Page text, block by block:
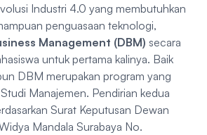
Industri 4.0 yang membutuhkan
penguasaan teknologi,
Management (DBM) secara
untuk pertama kalinya. Baik
DBM merupakan program yang
Manajemen. Pendirian kedua
Surat Keputusan Dewan
Mandala Surabaya No.